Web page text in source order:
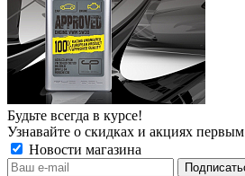
Будьте всегда в курсе!
Узнавайте о скидках и акциях первым
Новости магазина